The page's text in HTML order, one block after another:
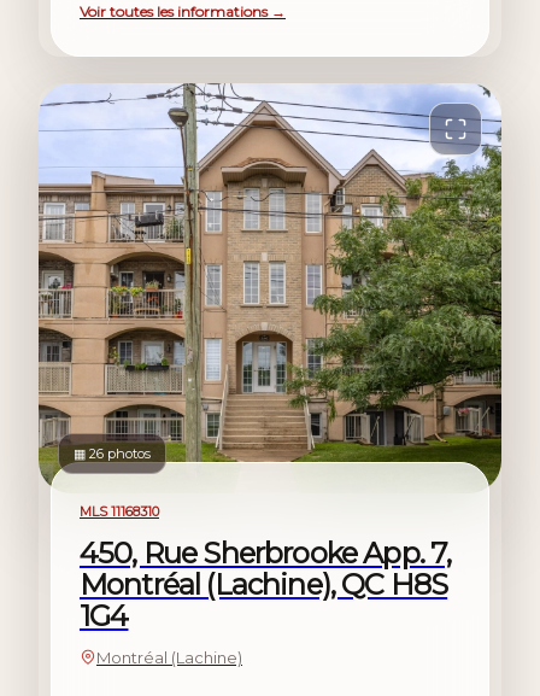
Voir toutes les informations →
For sale
▦ 26 photos
MLS 11168310
450, Rue Sherbrooke App. 7,
Montréal (Lachine), QC H8S
1G4
Montréal (Lachine)